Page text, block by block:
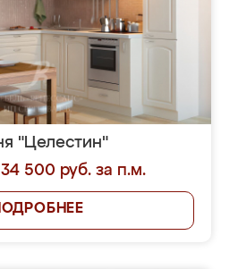
"Целестин"
500 руб. за п.м.